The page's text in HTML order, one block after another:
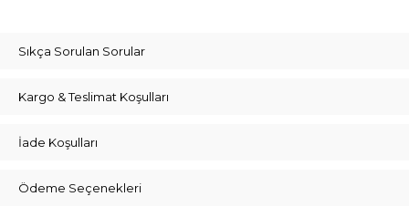
Sıkça Sorulan Sorular
Kargo & Teslimat Koşulları
İade Koşulları
Ödeme Seçenekleri